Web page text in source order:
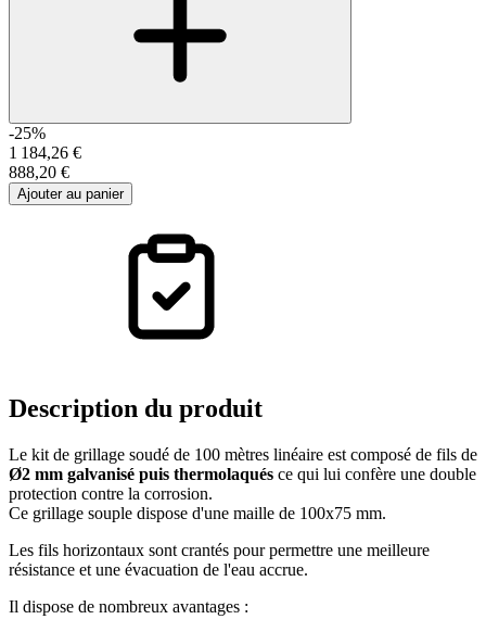
-25%
1 184,26 €
888,20 €
Ajouter au panier
Description du produit
Le kit de grillage soudé de 100 mètres linéaire est composé de fils de
Ø2 mm galvanisé puis thermolaqués ce qui lui confère une double
protection contre la corrosion.
Ce grillage souple dispose d'une maille de 100x75 mm.
Les fils horizontaux sont crantés pour permettre une meilleure
résistance et une évacuation de l'eau accrue.
Il dispose de nombreux avantages :